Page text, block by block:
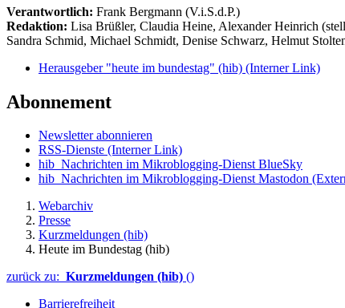
Verantwortlich: Frank Bergmann (V.i.S.d.P.)
Redaktion: Lisa Brüßler, Claudia Heine, Alexander Heinrich
Sandra Schmid, Michael Schmidt, Denise Schwarz, Helmut
Herausgeber "heute im bundestag" (hib) (Interner Link)
Abonnement
Newsletter abonnieren
RSS-Dienste (Interner Link)
hib_Nachrichten im Mikroblogging-Dienst BlueSky
hib_Nachrichten im Mikroblogging-Dienst Mastodon
Webarchiv
Presse
Kurzmeldungen (hib)
Heute im Bundestag (hib)
zurück zu: Kurzmeldungen (hib) ()
Barrierefreiheit